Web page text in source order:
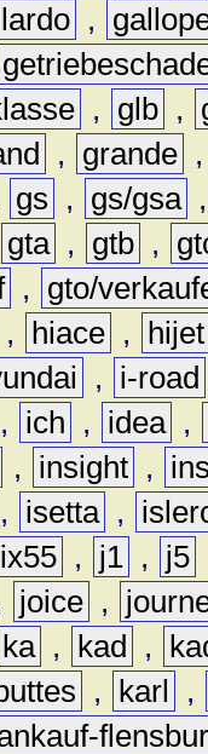
,
, glb ,
, grande
gs , gs/gsa
gta , gtb ,
,
gto/
, hiace ,
hijet
,
i-road
, ich , idea ,
, insight ,
, isetta ,
ix55 , j1 , j5
joice ,
ka , kad ,
, karl
,